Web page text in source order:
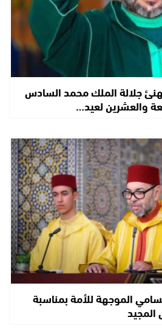
جلالة الملك محمد السادس
والعشرين لعيد…
الموجهة للأمة بمناسبة